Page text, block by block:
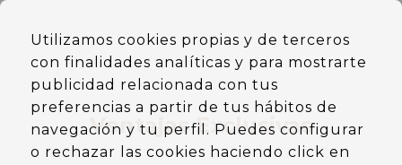
Ventajas Exclusivas
Utilizamos cookies propias y de terceros
con finalidades analíticas y para mostrarte
publicidad relacionada con tus
preferencias a partir de tus hábitos de
navegación y tu perfil. Puedes configurar
o rechazar las cookies haciendo click en